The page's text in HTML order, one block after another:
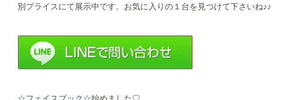
別プライスにて展示中です。お気に入りの１台を見つけて下さいね♪♪